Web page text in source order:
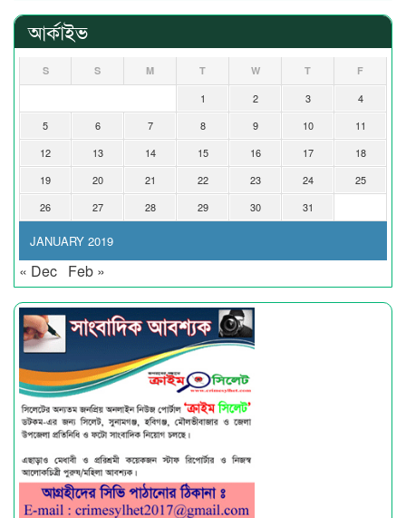
আর্কাইভ
JANUARY 2019
S S M T W T F
1 2 3
4
5
6 7 8 9 10
11
12
13 14 15 16 17
18
19
20 21 22 23 24
25
26
27 28 29 30 31
« Dec Feb »